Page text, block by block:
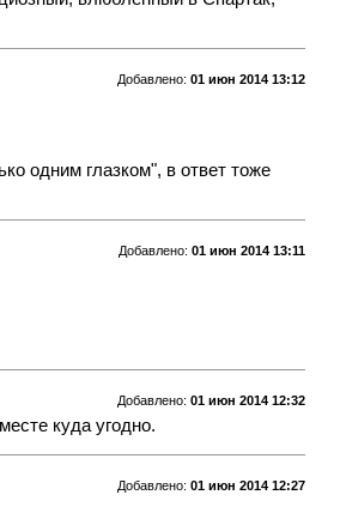
Добавлено: 01 июн 2014 13:12
одним глазком", в ответ тоже
Добавлено: 01 июн 2014 13:11
Добавлено: 01 июн 2014 12:32
куда угодно.
Добавлено: 01 июн 2014 12:27